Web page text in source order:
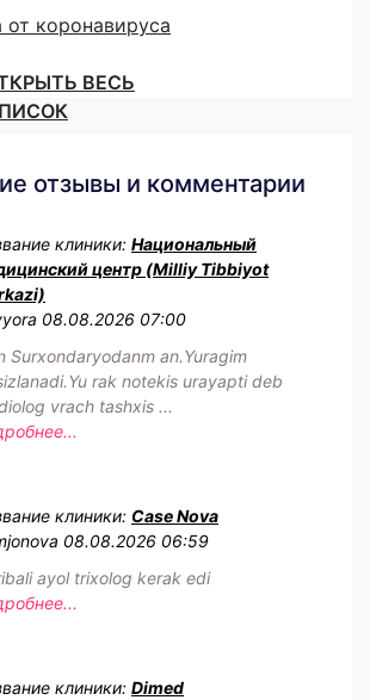
от коронавируса
ВЕСЬ
отзывы и комментарии
клиники: Национальный
центр (Milliy Tibbiyot
08.08.2026 07:00
Surxondaryodanm an.Yuragim
rak notekis urayapti deb
vrach tashxis ...
клиники: Case Nova
08.08.2026 06:59
ayol trixolog kerak edi
клиники: Dimed